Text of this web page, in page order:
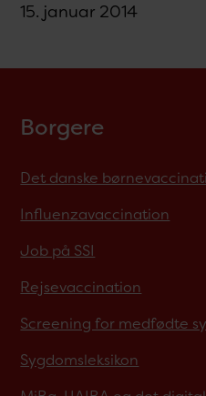
15. januar 2014
Borgere
Det danske
Influenzavaccination
Job på SSI
Rejsevaccination
Screening for medfødte
Sygdomsleksikon